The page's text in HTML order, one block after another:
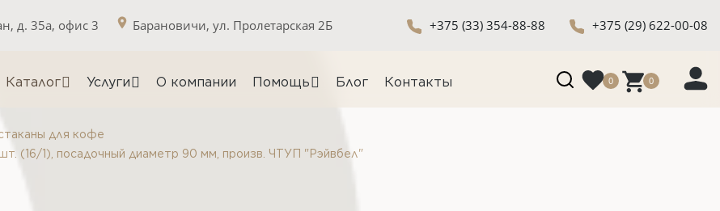
д. 35а, офис 3 Барановичи, ул. Пролетарская 2Б +375 (33) 354-88-88 +375 (29) 622-00-08
Каталог Услуги О компании Помощь Блог Контакты 0 0
для кофе
(16/1), посадочный диаметр 90 мм, произв. ЧТУП "Рэйвбел"